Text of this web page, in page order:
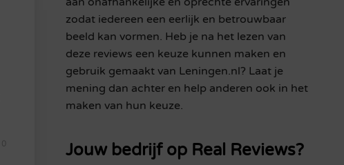
0
zodat iedereen een eerlijk en betrouwbaar
beeld kan vormen. Heb je na het lezen van
deze reviews een keuze kunnen maken en
gebruik gemaakt van Leningen.nl? Laat je
mening dan achter en help anderen ook in het
maken van hun keuze.
Jouw bedrijf op Real Reviews?